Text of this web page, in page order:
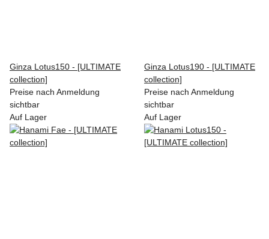
Ginza Lotus150 - [ULTIMATE
collection]
Preise nach Anmeldung
sichtbar
Ginza Lotus190 - [ULTIMATE
collection]
Preise nach Anmeldung
sichtbar
Auf Lager
Auf Lager